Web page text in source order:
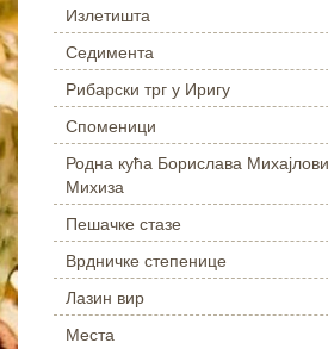
Излетишта
Седимента
Рибарски трг у Иригу
Споменици
Родна кућа Борислава
Михиза
Пешачке стазе
Врдничке степенице
Лазин вир
Места